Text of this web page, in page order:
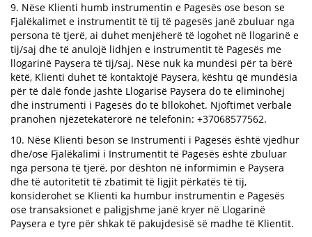
9. Nëse Klienti humb instrumentin e Pagesës ose beson se
Fjalëkalimet e instrumentit të tij të pagesës janë zbuluar nga
persona të tjerë, ai duhet menjëherë të logohet në llogarinë e
tij/saj dhe të anulojë lidhjen e instrumentit të Pagesës me
llogarinë Paysera të tij/saj. Nëse nuk ka mundësi për ta bërë
këtë, Klienti duhet të kontaktojë Paysera, kështu që mundësia
për të dalë fonde jashtë Llogarisë Paysera do të eliminohej
dhe instrumenti i Pagesës do të bllokohet. Njoftimet verbale
pranohen njëzetekatërorë në telefonin: +37068577562.
10. Nëse Klienti beson se Instrumenti i Pagesës është vjedhur
dhe/ose Fjalëkalimi i Instrumentit të Pagesës është zbuluar
nga persona të tjerë, por dështon në informimin e Paysera
dhe të autoritetit të zbatimit të ligjit përkatës të tij,
konsiderohet se Klienti ka humbur instrumentin e Pagesës
ose transaksionet e paligjshme janë kryer në Llogarinë
Paysera e tyre për shkak të pakujdesisë së madhe të Klientit.